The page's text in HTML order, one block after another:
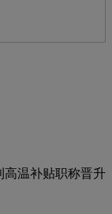
高温补贴职称晋升